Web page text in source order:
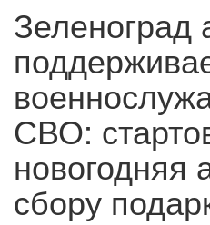
Зеленоград
СВО:
новогодняя
сбору